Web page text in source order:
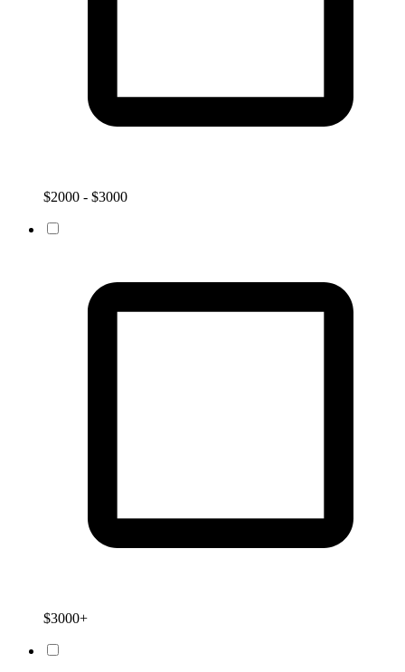
$2000 - $3000
$3000+